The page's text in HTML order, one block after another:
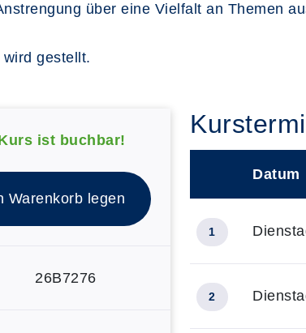
über eine Vielfalt an Themen
gestellt.
ist buchbar!
Warenkorb legen
26B7276
Datum
1
2